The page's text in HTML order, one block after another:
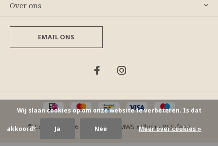
Over ons
EMAIL ONS
© Copyright 2026 - Theme By DMWS xPlus+-RSS-feed
Wij slaan cookies op om onze website te verbeteren. Is dat
akkoord? Ja Nee Meer over cookies »